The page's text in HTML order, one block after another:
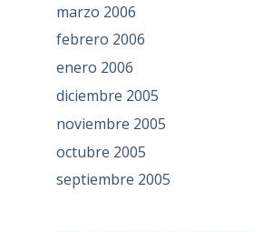
marzo 2006
febrero 2006
enero 2006
diciembre 2005
noviembre 2005
octubre 2005
septiembre 2005